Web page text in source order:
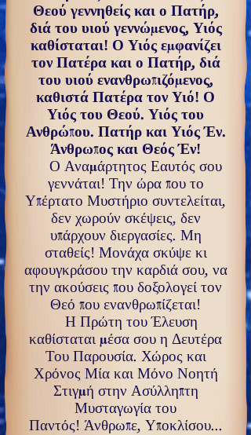
Θεού γεννηθείς και ο Πατήρ,
διά του υιού γεννώμενος, Υιός
καθίσταται! Ο Υιός εμφανίζει
τον Πατέρα και ο Πατήρ, διά
του υιού ενανθρωπιζόμενος,
καθιστά Πατέρα τον Υιό! Ο
Υιός του Θεού. Υιός του
Ανθρώπου. Πατήρ και Υιός Έν.
Άνθρωπος και Θεός Έν!
Ο Αναμάρτητος Εαυτός σου
γεννάται! Την ώρα που το
Υπέρτατο Μυστήριο συντελείται,
δεν χωρούν σκέψεις, δεν
υπάρχουν διεργασίες. Μη
σταθείς! Μονάχα σκύψε κι
αφουγκράσου την καρδιά σου, να
την ακούσεις που δοξολογεί τον
Θεό που ενανθρωπίζεται!
Η Πρώτη του Έλευση
καθίσταται μέσα σου η Δευτέρα
Του Παρουσία. Χώρος και
Χρόνος Μία και Μόνο Νοητή
Στιγμή στην Ασύλληπτη
Μυσταγωγία του
Παντός! Άνθρωπε, Υποκλίσου...